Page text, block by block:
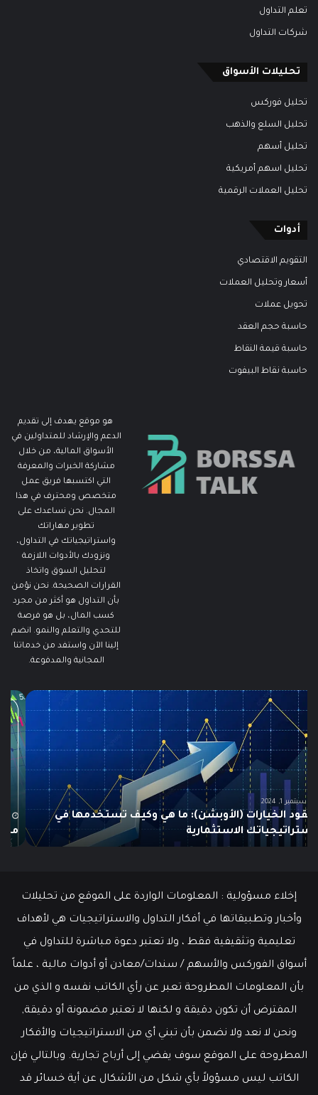
تعلم التداول
شركات التداول
تحليلات الأسواق
تحليل فوركس
تحليل السلع والذهب
تحليل أسهم
تحليل اسهم أمريكية
تحليل العملات الرقمية
أدوات
التقويم الاقتصادي
أسعار وتحليل العملات
تحويل عملات
حاسبة حجم العقد
حاسبة قيمة النقاط
حاسبة نقاط البيفوت
هو موقع يهدف إلى تقديم
الدعم والإرشاد للمتداولين في
الأسواق المالية، من خلال
مشاركة الخبرات والمعرفة
التي اكتسبها فريق عمل
متخصص ومحترف في هذا
المجال. نحن نساعدك على
تطوير مهاراتك
واستراتيجياتك في التداول،
ونزودك بالأدوات اللازمة
لتحليل السوق واتخاذ
القرارات الصحيحة. نحن نؤمن
بأن التداول هو أكثر من مجرد
كسب المال، بل هو فرصة
للتحدي والتعلم والنمو. انضم
إلينا الآن واستفد من خدماتنا
المجانية والمدفوعة.
هو
Swing
دليلك
الشامل
للمبتدئين
يونيو 10, 2025
ما هو الـ Swing Trading؟ دليلك الشامل للمبتدئين
إخلاء مسؤولية : المعلومات الواردة على الموقع من تحليلات
وأخبار وتطبيقاتها في أفكار التداول والاستراتيجيات هي لأهداف
تعليمية وتثقيفية فقط ، ولا تعتبر دعوة مباشرة للتداول في
أسواق الفوركس والأسهم / سندات/معادن أو أدوات مالية ، علماً
بأن المعلومات المطروحة تعبر عن رأي الكاتب نفسه و الذي من
المفترض أن تكون دقيقة و لكنها لا تعتبر مضمونة أو دقيقة,
ونحن لا نعد ولا نضمن بأن تبني أي من الاستراتيجيات والأفكار
المطروحة على الموقع سوف يفضي إلى أرباح تجارية. وبالتالي فإن
الكاتب ليس مسؤولاً بأي شكل من الأشكال عن أية خسائر قد